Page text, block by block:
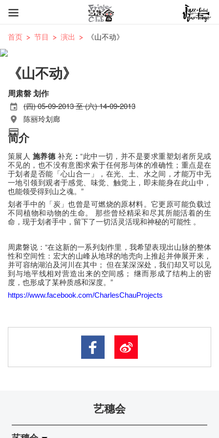
首页 节目 演出 《山不动》
《山不动》
周肃磐 划作
(四) 05-09-2013 至 (六) 14-09-2013
陈丽玲划廊
简介
策展人 施养德补充 ：“此中一切，并不是要求重塑划者所见或
不见的，也不没有意图求索于任何形与体的准确性；重点是在
于划者是否能「心山合一」，在光、土、水之间，才能万中无
一地引领到观者于感觉、味觉、触觉上，即未能身在此山中，
也能领受得到山之魂。”
划者手中的「炭」也曾是可燃烧的原材料。它更原可能负载过
不同植物和动物的生命。 那些曾经精采和尽其所能活着的生
命，现于划者手中，留下了一切活灵活现和神秘的可能性 。
周肃磐说：“在这新的一系列划作里，我希望表现出山脉的整体
性和空间性：宏大的山峰从地球的地壳向上推起并伸展开来，
并可容纳湖泊及河川在其中； 但在某深深处，我们却又可以见
到与地平线相对营造出来的空间感； 继而形成了结构上的密
度，也形成了某种质感和深度。”
https://www.facebook.com/CharlesChauProjects
艺穗会